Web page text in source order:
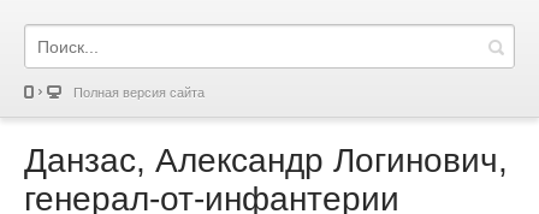
Полная версия сайта
Данзас, Александр Логинович,
генерал-от-инфантерии